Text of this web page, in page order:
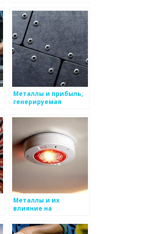
Металлы и прибыль,
генерируемая
Металлы и их
влияние на
экономику